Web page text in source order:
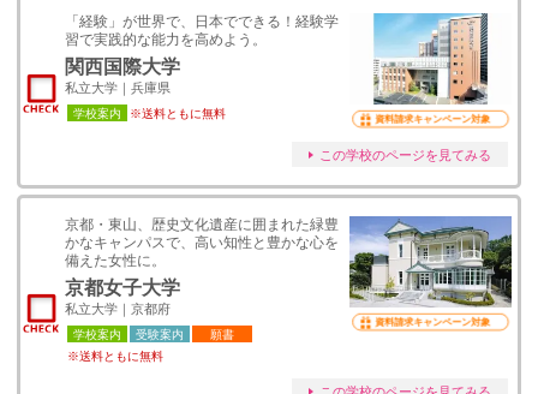
「経験」が世界で、日本でできる！経験学
習で実践的な能力を高めよう。
関西国際大学
私立大学｜兵庫県
学校案内 ※送料ともに無料 資料請求キャンペーン対象
この学校のページを見てみる
京都・東山、歴史文化遺産に囲まれた緑豊
かなキャンパスで、高い知性と豊かな心を
備えた女性に。
京都女子大学
私立大学｜京都府
学校案内 受験案内
願書
※送料ともに無料
資料請求キャンペーン対象